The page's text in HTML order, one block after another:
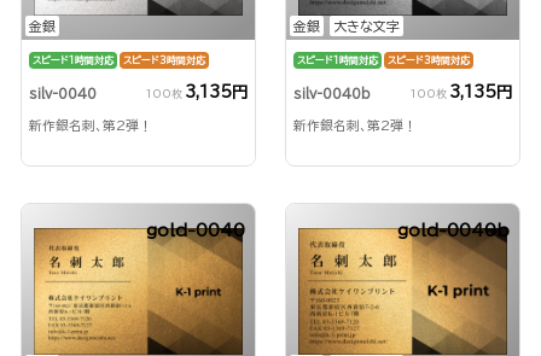
金銀
スピード1時間対応 スピード3時間対応
silv-0040 100枚 3,135円
新作銀名刺、第2弾！
金銀 大きな文字
スピード1時間対応 スピード3時間対応
silv-0040b 100枚 3,135円
新作銀名刺、第2弾！
gold-0040 gold-0040b